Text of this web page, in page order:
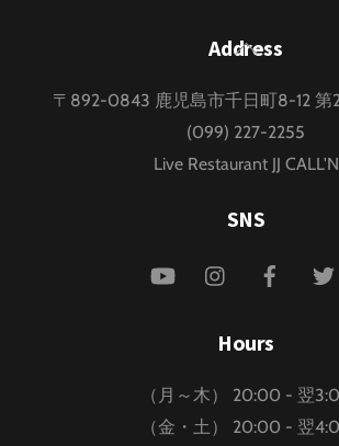
Back
Top
Address
〒892-0843 鹿児島市千日町8-12 第
(099) 227-2255
Live Restaurant JJ CALL'N
SNS
YouTube Instagram
Hours
（月～木） 20:00 - 翌
（金・土） 20:00 - 翌